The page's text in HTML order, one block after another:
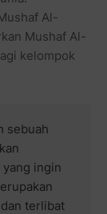
Al-
Mushaf Al-
kelompok
sebuah
ingin
terlibat